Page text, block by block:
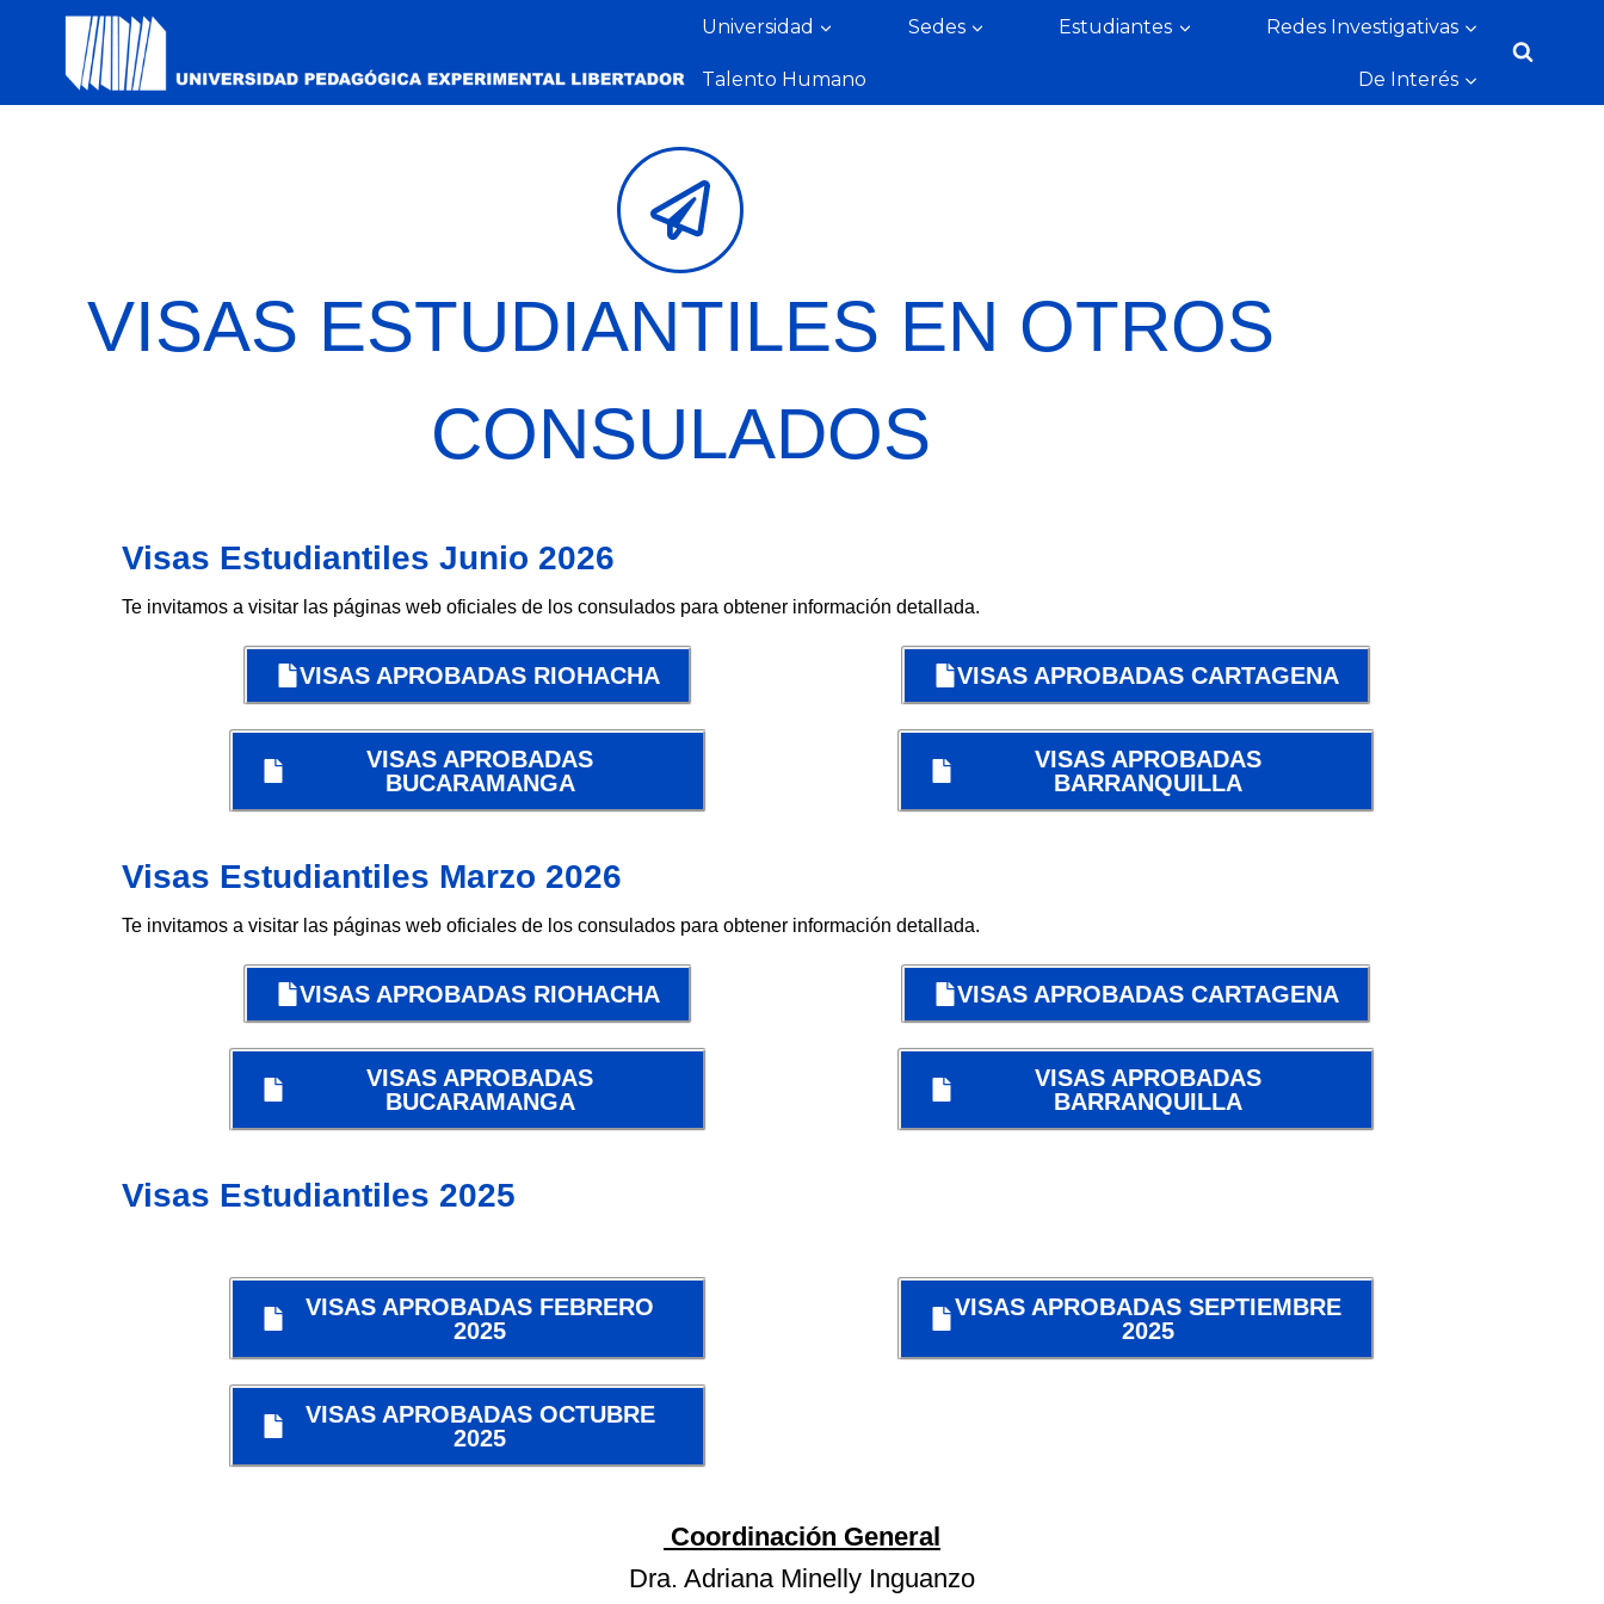
Universidad Sedes Estudiantes Redes Investigativas
Talento Humano De Interés
VISAS ESTUDIANTILES EN OTROS
CONSULADOS
Visas Estudiantiles Junio 2026
Te invitamos a visitar las páginas web oficiales de los consulados para obtener información detallada.
VISAS APROBADAS RIOHACHA VISAS APROBADAS CARTAGENA
VISAS APROBADAS
BUCARAMANGA
VISAS APROBADAS
BARRANQUILLA
Visas Estudiantiles Marzo 2026
Te invitamos a visitar las páginas web oficiales de los consulados para obtener información detallada.
VISAS APROBADAS RIOHACHA VISAS APROBADAS CARTAGENA
VISAS APROBADAS
BUCARAMANGA
VISAS APROBADAS
BARRANQUILLA
Visas Estudiantiles 2025
VISAS APROBADAS FEBRERO
2025
VISAS APROBADAS SEPTIEMBRE
2025
VISAS APROBADAS OCTUBRE
2025
Coordinación General
Dra. Adriana Minelly Inguanzo